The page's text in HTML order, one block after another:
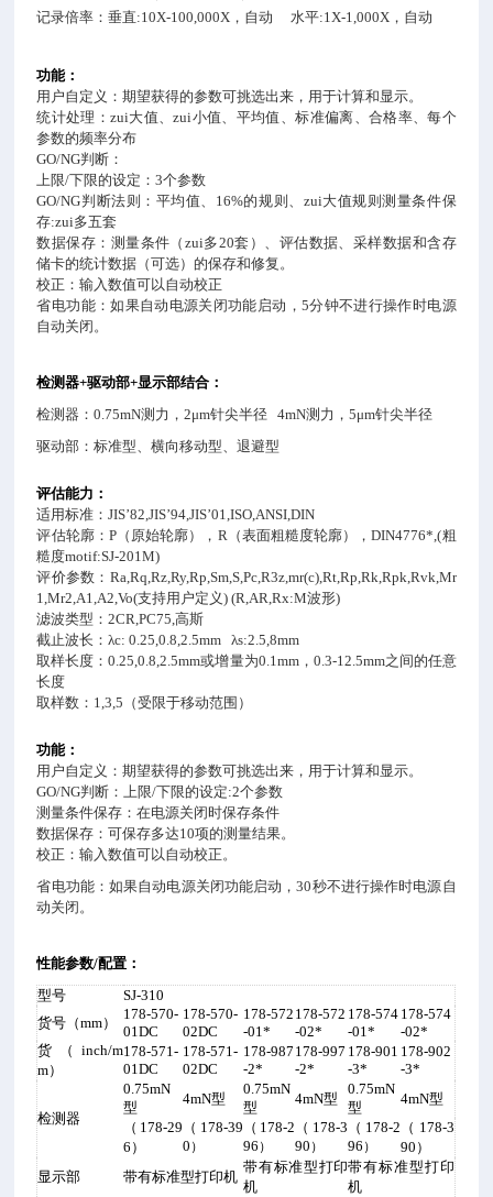
记录倍率：垂直:10X-100,000X ，自动 水平:1X-1,000X ，自动
功能：
用户自定义：期望获得的参数可挑选出来，用于计算和显示。
统计处理：zui大值、zui小值、平均值、标准偏离、合格率、每个
参数的频率分布
GO/NG判断：
上限/下限的设定：3个参数
GO/NG判断法则：平均值、 16%的规则、zui大值规则测量条件保
存:zui多五套
数据保存：测量条件（zui多20套）、评估数据、采样数据和含存
储卡的统计数据（可选）的保存和修复。
校正：输入数值可以自动校正
省电功能：如果自动电源关闭功能启动， 5分钟不进行操作时电源
自动关闭。
检测器+驱动部+显示部结合：
检测器：0.75mN测力，2μm针尖半径 4mN测力，5μm针尖半径
驱动部：标准型、横向移动型、退避型
评估能力：
适用标准：JIS’82,JIS’94,JIS’01,ISO,ANSI,DIN
评估轮廓： P（原始轮廓）， R（表面粗糙度轮廓），DIN4776*,(粗
糙度motif:SJ-201M)
评价参数： Ra,Rq,Rz,Ry,Rp,Sm,S,Pc,R3z,mr(c),Rt,Rp,Rk,Rpk,Rvk,Mr
1,Mr2,A1,A2,Vo(支持用户定义) (R,AR,Rx:M波形)
滤波类型：2CR,PC75,高斯
截止波长：λc: 0.25,0.8,2.5mm λs:2.5,8mm
取样长度：0.25,0.8,2.5mm或增量为0.1mm， 0.3-12.5mm之间的任意
长度
取样数： 1,3,5 （受限于移动范围）
功能：
用户自定义：期望获得的参数可挑选出来，用于计算和显示。
GO/NG判断：上限/下限的设定:2个参数
测量条件保存：在电源关闭时保存条件
数据保存：可保存多达10项的测量结果。
校正：输入数值可以自动校正。
省电功能：如果自动电源关闭功能启动，30秒不进行操作时电源自
动关闭。
性能参数/配置：
型号
SJ-310
货号（mm）
178-570-
01DC
178-570-
02DC
178-572
-01*
178-572
-02*
178-574
-01*
178-574
-02*
货（inch/m
m）
178-571-
01DC
178-571-
02DC
178-987
-2*
178-997
-2*
178-901
-3*
178-902
-3*
检测器
0.75mN
型
4mN型
0.75mN
型
4mN型
0.75mN
型
4mN型
（ 178-29
6 ）
（178-39
0 ）
（178-2
96 ）
（178-3
90 ）
（178-2
96 ）
（ 178-3
90 ）
显示部
带有标准型打印机
带有标准型打印
机
带有标准型打印
机